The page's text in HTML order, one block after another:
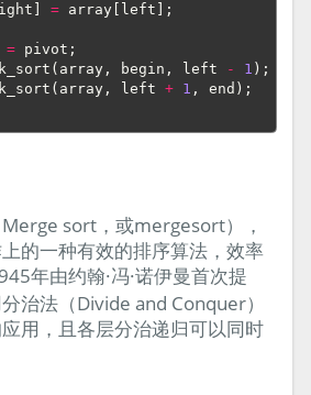
= array left ];
= pivot ;
( array , begin , left - 1 );
( array , left + 1 , end );
sort，或mergesort），
的一种有效的排序算法，效率
年由约翰·冯·诺伊曼首次提
治法（Divide and Conquer）
用，且各层分治递归可以同时